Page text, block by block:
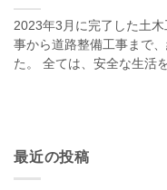
2023年3月に完了した土
事から道路整備工事まで
た。 全ては、安全な生活
最近の投稿